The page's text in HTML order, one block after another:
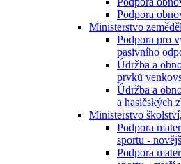
Podpora
Ministerstvo
Podpora pro
pasivního
Údržba a
prvků
Údržba a
a hasičských
Ministerstvo
Podpora
sportu -
Podpora